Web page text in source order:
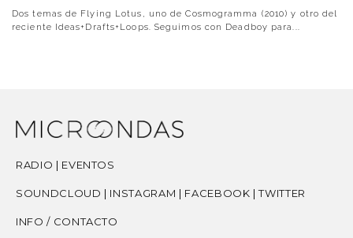
Dos temas de Flying Lotus, uno de Cosmogramma (2010) y otro del
reciente Ideas+Drafts+Loops. Seguimos con Deadboy para...
RADIO | EVENTOS
SOUNDCLOUD | INSTAGRAM | FACEBOOK |TWITTER
INFO / CONTACTO